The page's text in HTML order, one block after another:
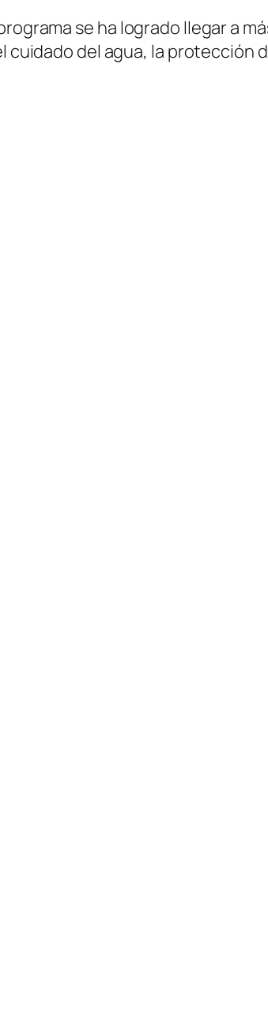
se ha logrado llegar a
del agua, la protección